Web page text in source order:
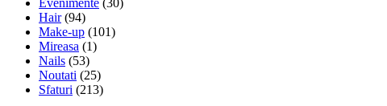
Evenimente (30)
Hair(94)
Make-up (101)
Mireasa (1)
Nails (53)
Noutati (25)
Sfaturi (213)